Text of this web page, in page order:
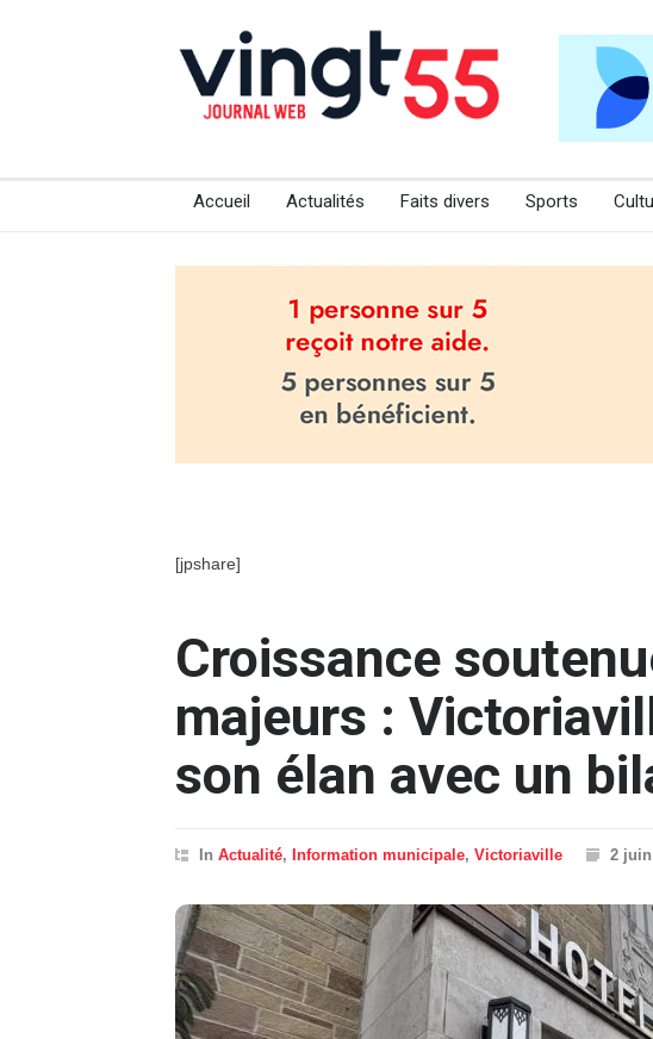
Accueil Actualités Faits divers Sports
[jpshare]
Croissance
majeurs :
son élan avec un
In Actualité, Information municipale, Victoriaville 2 juin